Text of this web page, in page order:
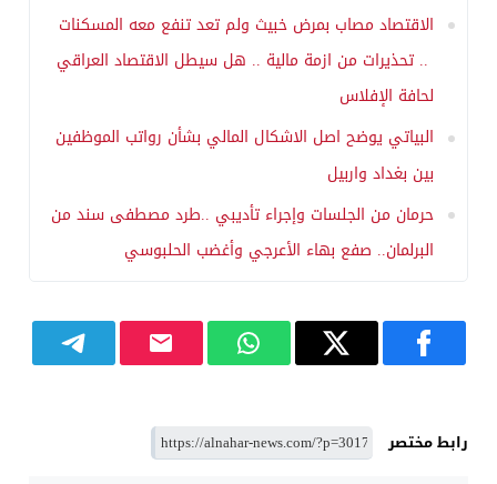
الاقتصاد مصاب بمرض خبيث ولم تعد تنفع معه المسكنات
.. تحذيرات من ازمة مالية .. هل سيطل الاقتصاد العراقي
لحافة الإفلاس
البياتي يوضح اصل الاشكال المالي بشأن رواتب الموظفين
بين بغداد واربيل
حرمان من الجلسات وإجراء تأديبي ..طرد مصطفى سند من
البرلمان.. صفع بهاء الأعرجي وأغضب الحلبوسي
رابط مختصر